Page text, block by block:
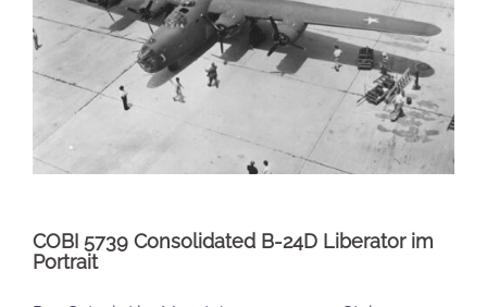
COBI 5739 Consolidated B-24D Liberator im
Portrait